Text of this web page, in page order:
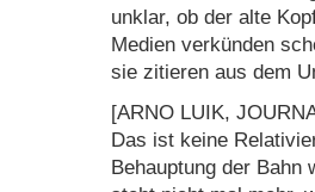
unklar, ob der alte
Medien verkünden
sie zitieren aus dem
[ARNO LUIK,
Das ist keine
Behauptung der